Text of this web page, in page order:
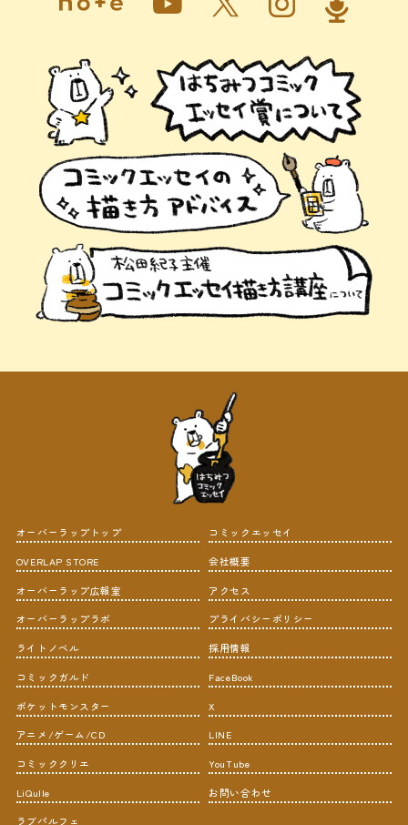
オーバーラップトップ
OVERLAP STORE
オーバーラップ広報室
オーバーラップラボ
ライトノベル
コミックガルド
ポケットモンスター
アニメ/ゲーム/CD
コミッククリエ
LiQulle
ラブパルフェ
コミックエッセイ
会社概要
アクセス
プライバシーポリシー
採用情報
FaceBook
X
LINE
YouTube
お問い合わせ